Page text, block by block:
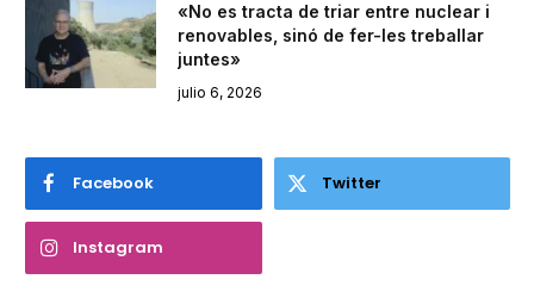
«No es tracta de triar entre nuclear i
renovables, sinó de fer-les treballar
juntes»
julio 6, 2026
Facebook Twitter
Instagram